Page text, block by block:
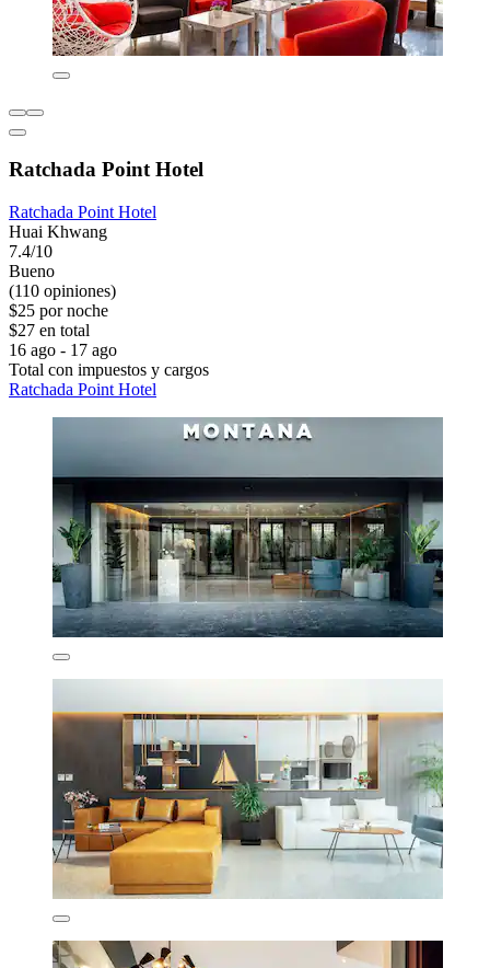
Ratchada Point Hotel
Ratchada Point Hotel
Huai Khwang
7.4/10
Bueno
(110 opiniones)
$25 por noche
$27 en total
16 ago - 17 ago
Total con impuestos y cargos
Ratchada Point Hotel